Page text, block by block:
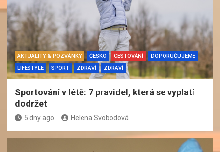
AKTUALITY & POZVÁNKY ČESKO CESTOVÁNÍ
DOPORUČUJEME
LIFESTYLE
SPORT ZDRAVÍ ZDRAVÍ
Sportování v létě: 7 pravidel, která se vyplatí
dodržet
5 dny ago Helena Svobodová